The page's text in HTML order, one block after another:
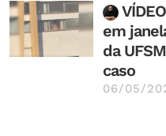
em
da
caso
06/05/